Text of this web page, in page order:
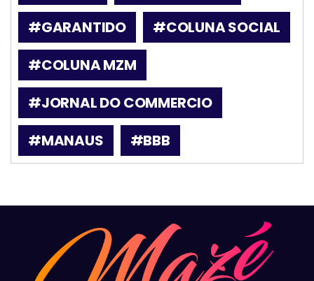
#GARANTIDO
#COLUNA SOCIAL
#COLUNA MZM
#JORNAL DO COMMERCIO
#MANAUS
#BBB